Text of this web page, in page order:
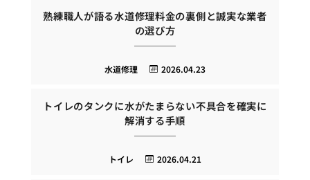
熟練職人が語る水道修理料金の裏側と誠実な業者
の選び方
2026.04.23
水道修理
トイレのタンクに水がたまらない不具合を確実に
解消する手順
2026.04.21
トイレ